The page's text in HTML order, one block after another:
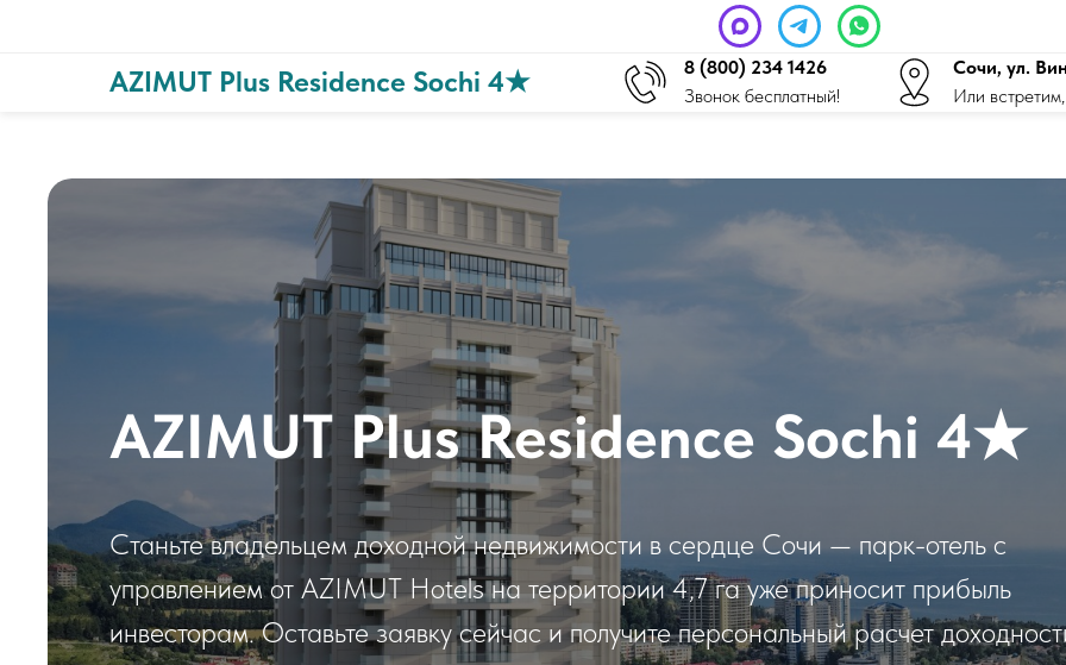
AZIMUT Plus Residence Sochi 4★
8 (800) 234 1426
Звонок бесплатный!
Сочи, ул.
Или
AZIMUT Plus Residence Sochi 4★
Станьте владельцем доходной недвижимости в сердце Сочи — парк-отель с
управлением от AZIMUT Hotels на территории 4,7 га уже приносит прибыль
инвесторам. Оставьте заявку сейчас и получите персональный расчет